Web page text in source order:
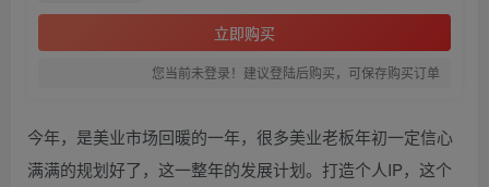
立即购买
您当前未登录！建议登陆后购买，可保存购买订单
今年，是美业市场回暖的一年，很多美业老板年初一定信心
满满的规划好了，这一整年的发展计划。打造个人IP，这个